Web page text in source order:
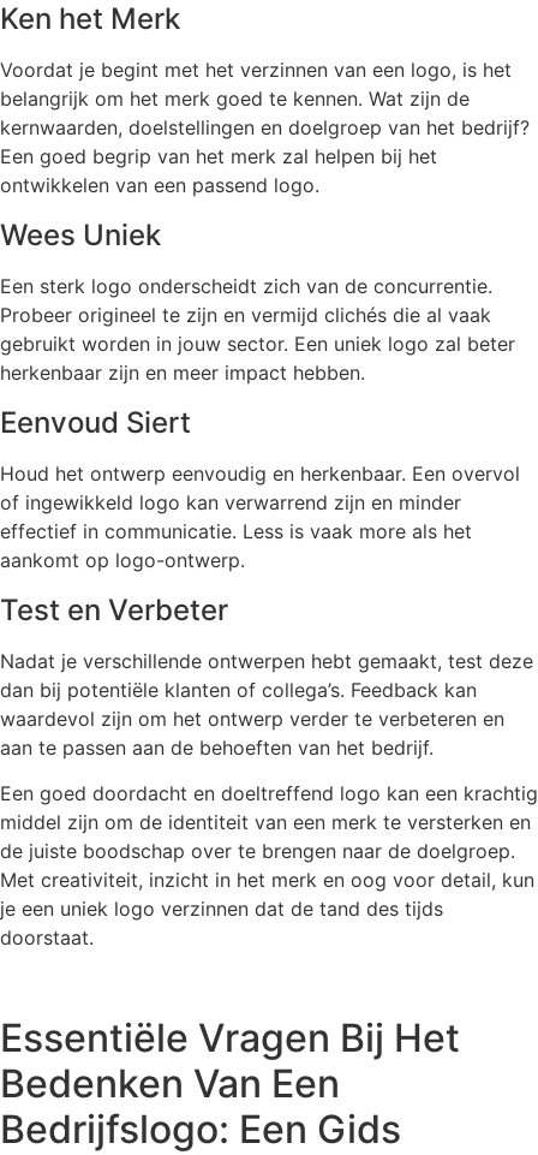
Ken het Merk
Voordat je begint met het verzinnen van een logo, is het
belangrijk om het merk goed te kennen. Wat zijn de
kernwaarden, doelstellingen en doelgroep van het bedrijf?
Een goed begrip van het merk zal helpen bij het
ontwikkelen van een passend logo.
Wees Uniek
Een sterk logo onderscheidt zich van de concurrentie.
Probeer origineel te zijn en vermijd clichés die al vaak
gebruikt worden in jouw sector. Een uniek logo zal beter
herkenbaar zijn en meer impact hebben.
Eenvoud Siert
Houd het ontwerp eenvoudig en herkenbaar. Een overvol
of ingewikkeld logo kan verwarrend zijn en minder
effectief in communicatie. Less is vaak more als het
aankomt op logo-ontwerp.
Test en Verbeter
Nadat je verschillende ontwerpen hebt gemaakt, test deze
dan bij potentiële klanten of collega’s. Feedback kan
waardevol zijn om het ontwerp verder te verbeteren en
aan te passen aan de behoeften van het bedrijf.
Een goed doordacht en doeltreffend logo kan een krachtig
middel zijn om de identiteit van een merk te versterken en
de juiste boodschap over te brengen naar de doelgroep.
Met creativiteit, inzicht in het merk en oog voor detail, kun
je een uniek logo verzinnen dat de tand des tijds
doorstaat.
Essentiële Vragen Bij Het
Bedenken Van Een
Bedrijfslogo: Een Gids